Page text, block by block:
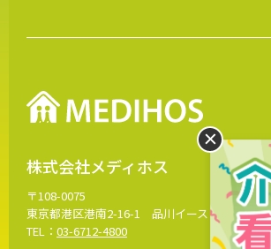
株式会社メディホス
〒108-0075
東京都港区港南2-16-1 品川イーストワンタ
TEL： 03-6712-4800